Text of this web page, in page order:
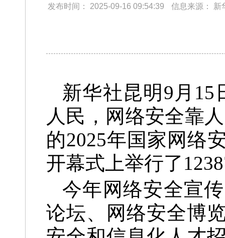
发布时间： 2025-09-16 09:54:39 信息来源： 新
新华社昆明9月15
人民，网络安全靠
的2025年国家网络
开幕式上举行了
今年网络安全宣
论坛、网络安全博